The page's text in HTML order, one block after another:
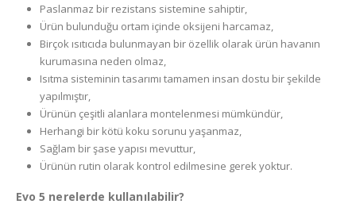
Paslanmaz bir rezistans sistemine sahiptir,
Ürün bulunduğu ortam içinde oksijeni harcamaz,
Birçok ısıtıcıda bulunmayan bir özellik olarak ürün havanın
kurumasına neden olmaz,
Isıtma sisteminin tasarımı tamamen insan dostu bir şekilde
yapılmıştır,
Ürünün çeşitli alanlara montelenmesi mümkündür,
Herhangi bir kötü koku sorunu yaşanmaz,
Sağlam bir şase yapısı mevuttur,
Ürünün rutin olarak kontrol edilmesine gerek yoktur.
Evo 5 nerelerde kullanılabilir?